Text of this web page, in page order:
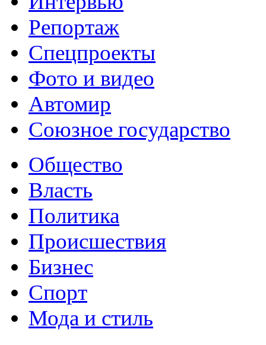
Репортаж
Спецпроекты
Фото и видео
Автомир
Союзное государство
Общество
Власть
Политика
Происшествия
Бизнес
Спорт
Мода и стиль